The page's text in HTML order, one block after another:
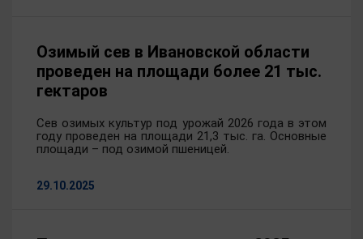
Озимый сев в Ивановской области
проведен на площади более 21 тыс.
гектаров
Сев озимых культур под урожай 2026 года в этом
году проведен на площади 21,3 тыс. га. Основные
площади – под озимой пшеницей.
29.10.2025